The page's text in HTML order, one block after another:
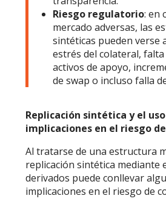
Riesgo regulatorio: en
mercado adversas, las
sintéticas pueden verse
estrés del colateral,
activos de apoyo,
de swap o incluso falla
Replicación sintética y el
implicaciones en el riesgo
Al tratarse de una estructura
replicación sintética mediante
derivados puede conllevar
implicaciones en el riesgo de